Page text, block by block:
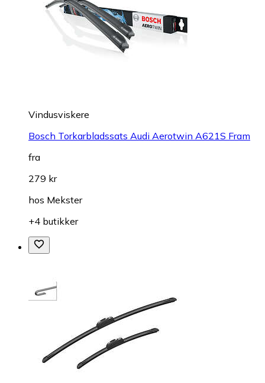
Vindusviskere
Bosch Torkarbladssats Audi Aerotwin A621S Fram
fra
279 kr
hos Mekster
+4 butikker